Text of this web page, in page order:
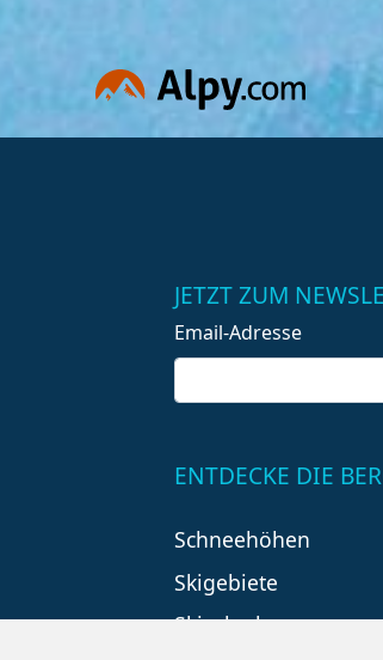
JETZT ZUM
Email-Adresse
ENTDECKE DIE
Schneehöhen
Skigebiete
Skiurlaub